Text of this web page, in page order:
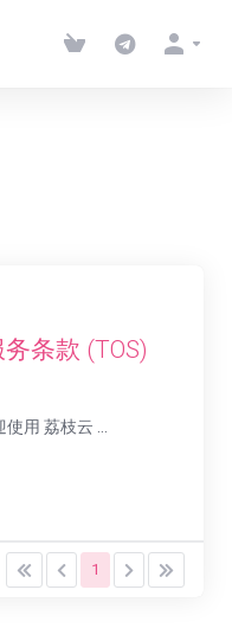
条款 (TOS)
用 荔枝云 ...
1